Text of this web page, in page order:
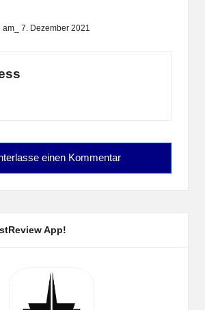
7. Dezember 2021
einen Kommentar
App!